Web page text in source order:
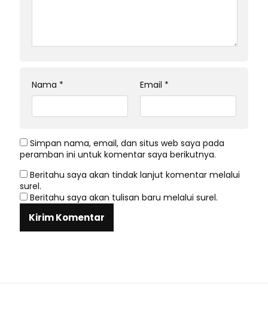
Nama * Email *
Simpan nama, email, dan situs web saya pada
peramban ini untuk komentar saya berikutnya.
Beritahu saya akan tindak lanjut komentar melalui
surel.
Beritahu saya akan tulisan baru melalui surel.